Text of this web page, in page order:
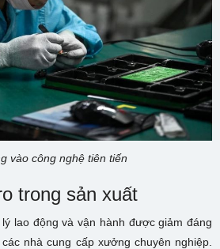
vào công nghệ tiên tiến
trong sản xuất
lao động và vận hành được giảm đáng
nhà cung cấp xưởng chuyên nghiệp.